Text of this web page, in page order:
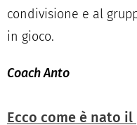
condivisione e al
in gioco.
Coach Anto
Ecco come è nato